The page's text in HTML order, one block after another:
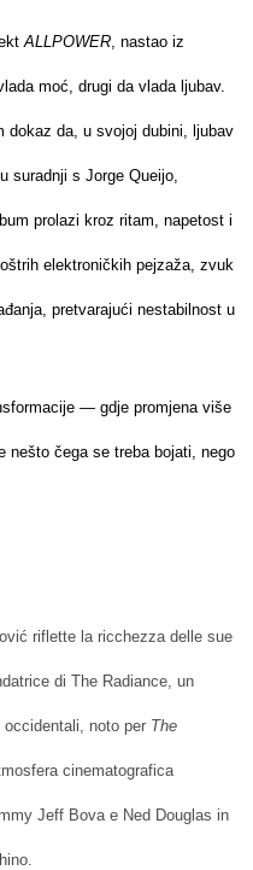
ALLPOWER, nastao iz
moć, drugi da vlada ljubav.
dokaz da, u svojoj dubini, ljubav
suradnji s Jorge Queijo,
prolazi kroz ritam, napetost i
elektroničkih pejzaža, zvuk
pretvarajući nestabilnost u
— gdje promjena više
nešto čega se treba bojati, nego
riflette la ricchezza delle sue
di The Radiance, un
noto per The
cinematografica
Jeff Bova e Ned Douglas in